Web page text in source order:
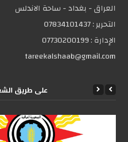
العراق - بغداد - ساحة الاندلس
التحریر :07834101437
الإدارة :07730200199
tareekalshaab@gmail.com
علی طریق